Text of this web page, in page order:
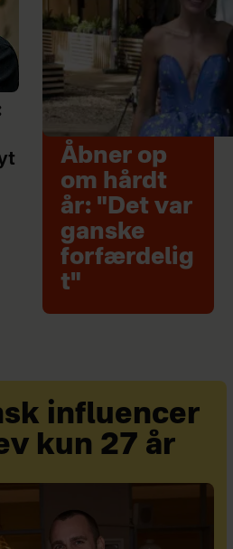
Åbner op
om hårdt
år: "Det var
ganske
forfærdelig
t"
influencer
kun 27 år